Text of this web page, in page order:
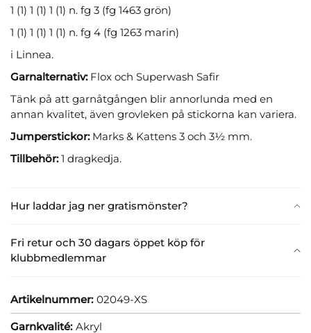
Hur laddar jag ner gratismönster?
Fri retur och 30 dagars öppet köp för
klubbmedlemmar
1 (1) 1 (1) 1 (1) n. fg 3 (fg 1463 grön)
1 (1) 1 (1) 1 (1) n. fg 4 (fg 1263 marin)
i Linnea.
Garnalternativ:Flox och Superwash Safir
Tänk på att garnåtgången blir annorlunda med en
annan kvalitet, även grovleken på stickorna kan variera.
Jumperstickor:Marks & Kattens 3 och 3½ mm.
Tillbehör:1 dragkedja.
Artikelnummer: 02049-XS
Garnkvalité: Akryl